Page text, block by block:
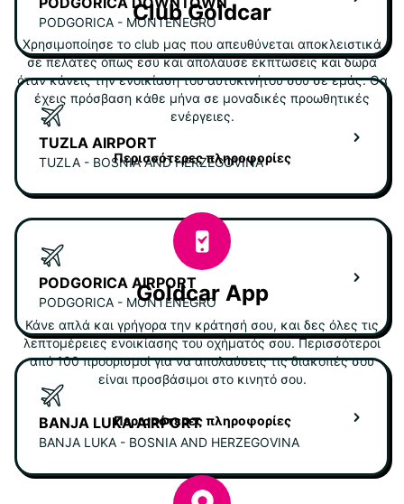
PODGORICA - MONTENEGRO
TUZLA AIRPORT
TUZLA - BOSNIA AND HERZEGOVINA
PODGORICA AIRPORT
PODGORICA - MONTENEGRO
BANJA LUKA AIRPORT
BANJA LUKA - BOSNIA AND HERZEGOVINA
Club Goldcar
Χρησιμοποίησε το club μας που απευθύνεται αποκλειστικά
σε πελάτες όπως εσύ και απόλαυσε εκπτώσεις και δώρα
όταν κάνεις την ενοικίαση του αυτοκινήτου σου σε εμάς. Θα
έχεις πρόσβαση κάθε μήνα σε μοναδικές προωθητικές
ενέργειες.
Περισσότερες πληροφορίες
Goldcar App
Κάνε απλά και γρήγορα την κράτησή σου, και δες όλες τις
λεπτομέρειες ενοικίασης του οχήματός σου. Περισσότεροι
από 100 προορισμοί για να απολαύσεις τις διακοπές σου
είναι προσβάσιμοι στο κινητό σου.
Περισσότερες πληροφορίες